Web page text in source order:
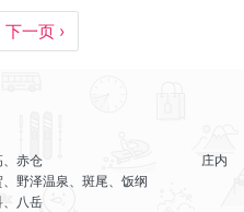
下一页 ›
、赤仓
、野泽温泉、斑尾、饭纲
、八岳
庄内